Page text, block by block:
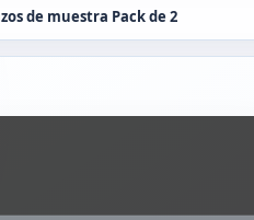
de muestra Pack de 2